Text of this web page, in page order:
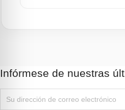
Infórmese de nuestras